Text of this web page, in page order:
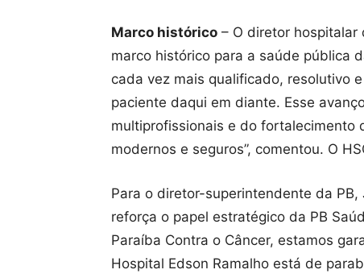
Marco histórico – O diretor hospitalar
marco histórico para a saúde pública
cada vez mais qualificado, resolutivo
paciente daqui em diante. Esse
multiprofissionais e do fortalecimento
modernos e seguros”, comentou. O
Para o diretor-superintendente da
reforça o papel estratégico da PB
Paraíba Contra o Câncer, estamos
Hospital Edson Ramalho está de